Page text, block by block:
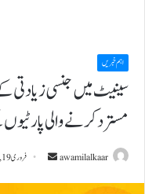
اہم خبریں
سینیٹ میں جنسی زیادتی
مسترد کرنے والی
awamilalkaar
Send فروری 19, 2024